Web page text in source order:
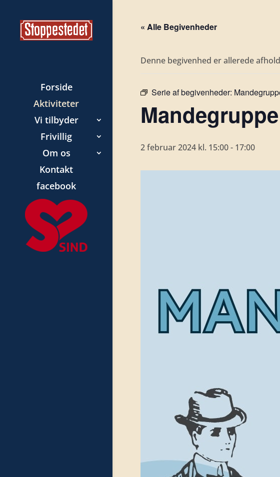
Forside
Aktiviteter
Vi tilbyder
Frivillig
Om os
Kontakt
facebook
« Alle Begivenheder
Denne begivenhed er allerede
Serie af begivenheder:
2 februar 2024 kl. 15:00- 17:00